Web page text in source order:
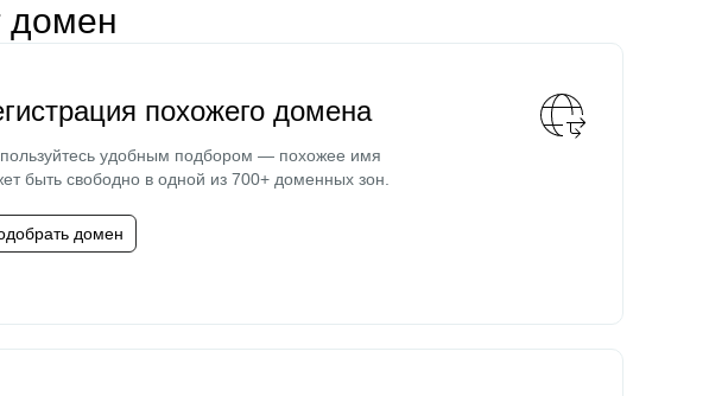
домен
похожего домена
удобным подбором — похожее имя
быть свободно в одной из 700+ доменных зон.
домен